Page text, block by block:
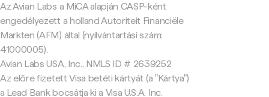
Az Avian Labs a MiCA alapján CASP-ként
engedélyezett a holland Autoriteit Financiële
Markten (AFM) által (nyilvántartási szám:
41000005).
Avian Labs USA, Inc., NMLS ID # 2639252
Az előre fizetett Visa betéti kártyát (a "Kártya")
a Lead Bank bocsátja ki a Visa U.S.A. Inc.